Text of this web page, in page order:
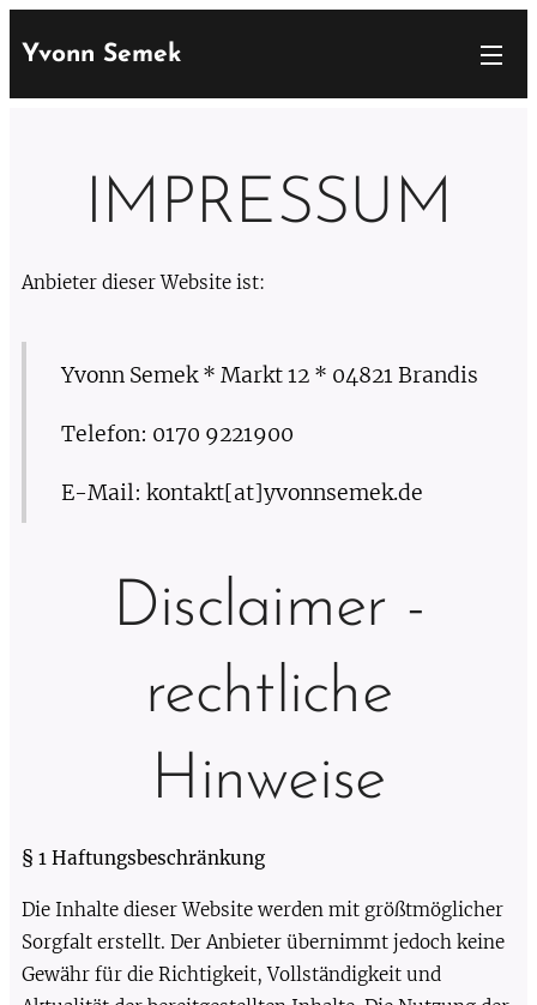
Yvonn Semek
IMPRESSUM
Anbieter dieser Website ist:
Yvonn Semek * Markt 12 * 04821 Brandis
Telefon: 0170 9221900
E-Mail: kontakt[at]yvonnsemek.de
Disclaimer -
rechtliche
Hinweise
§ 1 Haftungsbeschränkung
Die Inhalte dieser Website werden mit größtmöglicher
Sorgfalt erstellt. Der Anbieter übernimmt jedoch keine
Gewähr für die Richtigkeit, Vollständigkeit und